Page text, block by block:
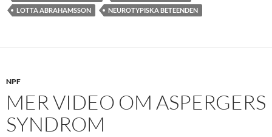
LOTTA ABRAHAMSSON
NEUROTYPISKA BETEENDEN
NPF
MER VIDEO OM ASPERGERS
SYNDROM